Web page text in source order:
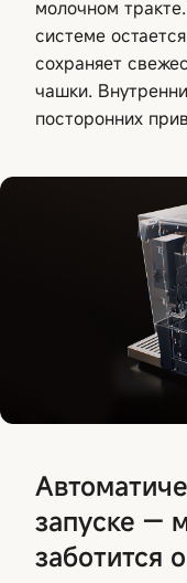
молочном
системе
сохраняет
чашки.
посторонних
запуске —
заботится